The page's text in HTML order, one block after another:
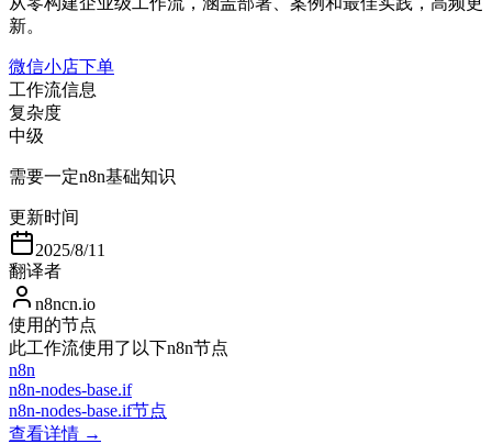
新。
微信小店下单
工作流信息
复杂度
中级
需要一定n8n基础知识
更新时间
2025/8/11
翻译者
n8ncn.io
使用的节点
此工作流使用了以下n8n节点
n8n
n8n-nodes-base.if
n8n-nodes-base.if节点
查看详情 →